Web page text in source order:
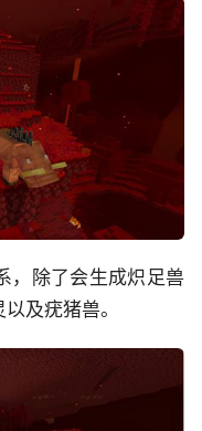
，除了会生成炽足兽
及疣猪兽。